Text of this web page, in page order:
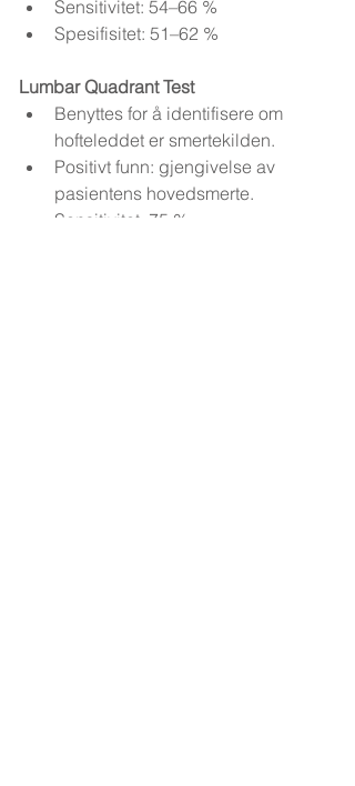
Sensitivitet: 54–66 %
Spesifisitet: 51–62 %
Lumbar Quadrant Test
Benyttes for å identifisere om
hofteleddet er smertekilden.
Positivt funn: gjengivelse av
pasientens hovedsmerte.
Sensitivitet: 75 %